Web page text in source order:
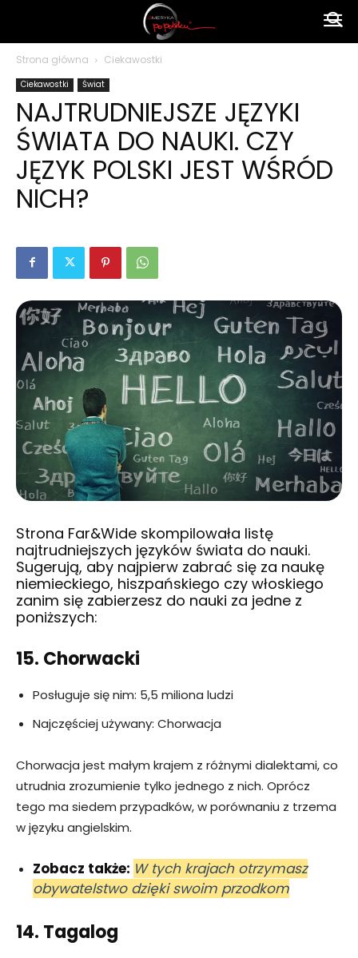
polsku
Strona główna Ciekawostki
Ciekawostki Świat
NAJTRUDNIEJSZE JĘZYKI
ŚWIATA DO NAUKI. CZY
JĘZYK POLSKI JEST WŚRÓD
NICH?
Strona Far&Wide skompilowała listę
najtrudniejszych języków świata do nauki.
Sugerują, aby najpierw zabrać się za naukę
niemieckiego, hiszpańskiego czy włoskiego
zanim się zabierzesz do nauki za jedne z
poniższych:
15. Chorwacki
Posługuje się nim: 5,5 miliona ludzi
Najczęściej używany: Chorwacja
Chorwacja jest małym krajem z różnymi dialektami, co
utrudnia zrozumienie tylko jednego z nich. Oprócz
tego ma siedem przypadków, w porównaniu z trzema
w języku angielskim.
Zobacz także: W tych krajach otrzymasz
obywatelstwo dzięki swoim przodkom
14. Tagalog